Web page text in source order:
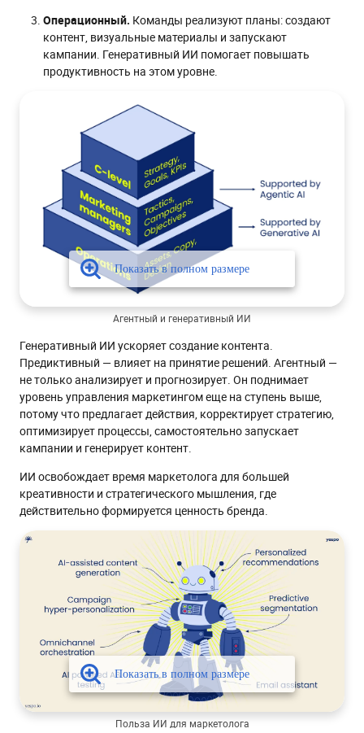
Операционный. Команды реализуют планы: создают
контент, визуальные материалы и запускают
кампании. Генеративный ИИ помогает повышать
продуктивность на этом уровне.
Агентный и генеративный ИИ
Генеративный ИИ ускоряет создание контента.
Предиктивный — влияет на принятие решений. Агентный —
не только анализирует и прогнозирует. Он поднимает
уровень управления маркетингом еще на ступень выше,
потому что предлагает действия, корректирует стратегию,
оптимизирует процессы, самостоятельно запускает
кампании и генерирует контент.
ИИ освобождает время маркетолога для большей
креативности и стратегического мышления, где
действительно формируется ценность бренда.
Польза ИИ для маркетолога